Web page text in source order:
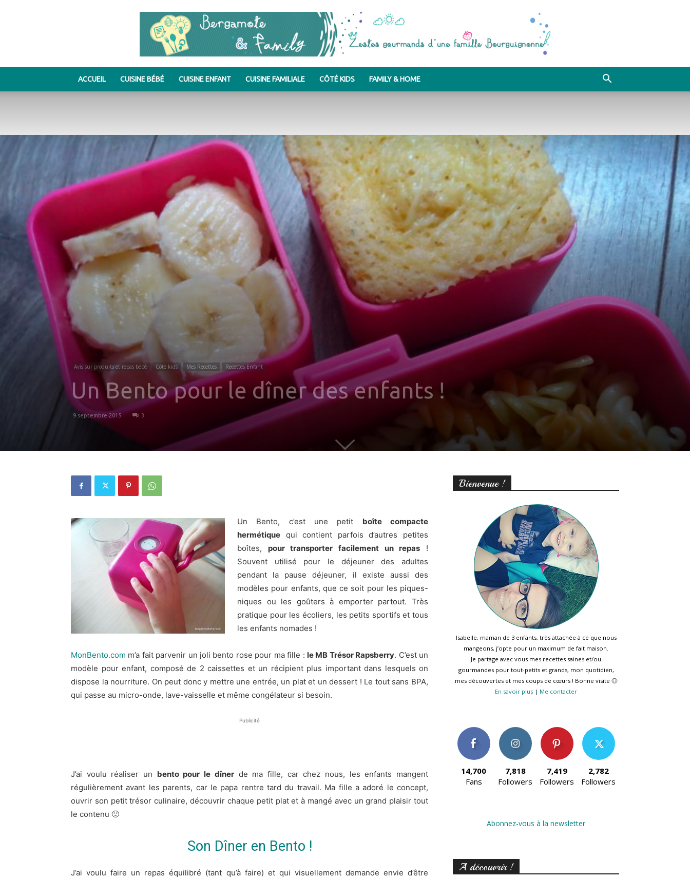
&
Family
ACCUEIL CUISINE BÉBÉ CUISINE ENFANT CUISINE FAMILIALE CÔTÉ KIDS FAMILY & HOME
Avis sur produits et repas bébé Côté kids Mes Recettes Recettes Enfant
Un Bento pour le dîner des enfants !
9 septembre 2015 3
Un Bento, c’est une petit boîte compacte
hermétique qui contient parfois d’autres petites
boîtes, pour transporter facilement un repas !
Souvent utilisé pour le déjeuner des adultes
pendant la pause déjeuner, il existe aussi des
modèles pour enfants, que ce soit pour les piques-
niques ou les goûters à emporter partout. Très
pratique pour les écoliers, les petits sportifs et tous
les enfants nomades !
MonBento.com m’a fait parvenir un joli bento rose pour ma fille : le MB Trésor Rapsberry. C’est un
modèle pour enfant, composé de 2 caissettes et un récipient plus important dans lesquels on
dispose la nourriture. On peut donc y mettre une entrée, un plat et un dessert ! Le tout sans BPA,
qui passe au micro-onde, lave-vaisselle et même congélateur si besoin.
Publicité
J’ai voulu réaliser un bento pour le dînerde ma fille, car chez nous, les enfants mangent
régulièrement avant les parents, car le papa rentre tard du travail. Ma fille a adoré le concept,
ouvrir son petit trésor culinaire, découvrir chaque petit plat et à mangé avec un grand plaisir tout
le contenu 🙂
Son Dîner en Bento !
J’ai voulu faire un repas équilibré (tant qu’à faire) et qui visuellement demande envie d’être
Bienvenue !
Isabelle, maman de 3 enfants, très attachée à ce que nous
mangeons, j’opte pour un maximum de fait maison.
Je partage avec vous mes recettes saines et/ou
gourmandes pour tout-petits et grands, mon quotidien,
mes découvertes et mes coups de cœurs ! Bonne visite 🙂
En savoir plus | Me contacter
14,700
Fans
7,818
Followers
7,419
Followers
2,782
Followers
Abonnez-vous à la newsletter
A découvrir !